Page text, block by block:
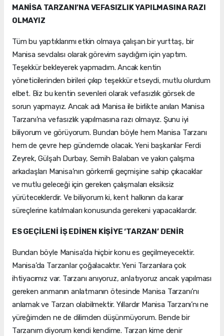
MANİSA TARZANI’NA VEFASIZLIK YAPILMASINA RAZI
OLMAYIZ
Tüm bu yaptıklarımı etkin olmaya çalışan bir yurttaş, bir
Manisa sevdalısı olarak görevim saydığım için yaptım.
Teşekkür bekleyerek yapmadım. Ancak kentin
yöneticilerinden birileri çıkıp teşekkür etseydi, mutlu olurdum
elbet. Biz bu kentin sevenleri olarak vefasızlık görsek de
sorun yapmayız. Ancak adı Manisa ile birlikte anılan Manisa
Tarzanı’na vefasızlık yapılmasına razı olmayız. Şunu iyi
biliyorum ve görüyorum. Bundan böyle hem Manisa Tarzanı
hem de çevre hep gündemde olacak. Yeni başkanlar Ferdi
Zeyrek, Gülşah Durbay, Semih Balaban ve yakın çalışma
arkadaşları Manisa’nın görkemli geçmişine sahip çıkacaklar
ve mutlu geleceği için gereken çalışmaları eksiksiz
yürüteceklerdir. Ve biliyorum ki, kent halkının da karar
süreçlerine katılmaları konusunda gerekeni yapacaklardır.
ES GEÇİLENİ İŞ EDİNEN KİŞİYE ‘TARZAN’ DENİR
Bundan böyle Manisa’da hiçbir konu es geçilmeyecektir.
Manisa’da Tarzanlar çoğalacaktır. Yeni Tarzanlara çok
ihtiyacımız var. Tarzanı anıyoruz, anlatıyoruz ancak yapılması
gereken anmanın anlatmanın ötesinde Manisa Tarzanı’nı
anlamak ve Tarzan olabilmektir. Yıllardır Manisa Tarzanı’nı ne
yüreğimden ne de dilimden düşünmüyorum. Bende bir
Tarzanım diyorum kendi kendime. Tarzan kime denir